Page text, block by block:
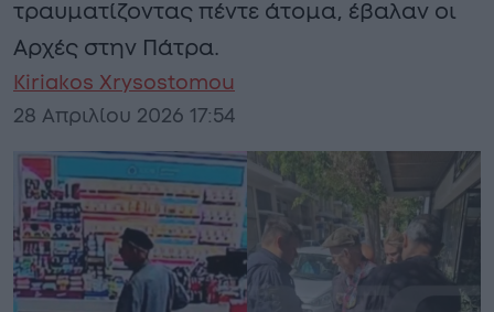
τραυματίζοντας πέντε άτομα, έβαλαν οι
Αρχές στην Πάτρα.
Kiriakos Xrysostomou
28 Απριλίου 2026 17:54